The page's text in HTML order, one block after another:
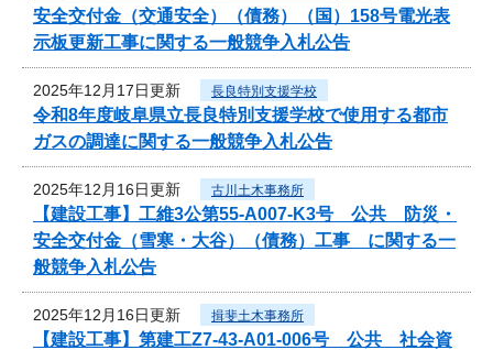
安全交付金（交通安全）（債務）（国）158号電光表
示板更新工事に関する一般競争入札公告
2025年12月17日更新 長良特別支援学校
令和8年度岐阜県立長良特別支援学校で使用する都市
ガスの調達に関する一般競争入札公告
2025年12月16日更新 古川土木事務所
【建設工事】工維3公第55-A007-K3号 公共 防災・
安全交付金（雪寒・大谷）（債務）工事 に関する一
般競争入札公告
2025年12月16日更新 揖斐土木事務所
【建設工事】第建工Z7-43-A01-006号 公共 社会資